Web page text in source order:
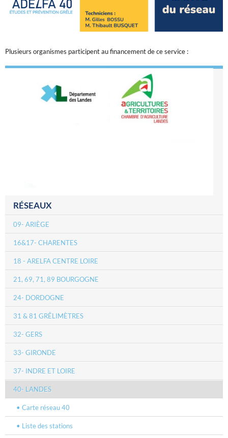
Plusieurs organismes participent au financement de ce service :
RÉSEAUX
09- ARIÈGE
16&17- CHARENTES
18 - ARELFA CENTRE LOIRE
21, 69, 71, 89 BOURGOGNE
24- DORDOGNE
31 & 81 GRÊLIMÈTRES
32- GERS
33- GIRONDE
37- INDRE ET LOIRE
40- LANDES
Carte réseau 40
Liste des stations